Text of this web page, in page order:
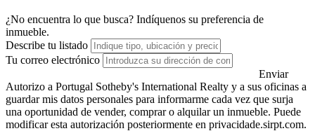
¿No encuentra lo que busca? Indíquenos su preferencia de
inmueble.
Describe tu listado
Tu correo electrónico
Enviar
Autorizo a Portugal Sotheby's International Realty y a sus oficinas a
guardar mis datos personales para informarme cada vez que surja
una oportunidad de vender, comprar o alquilar un inmueble. Puede
modificar esta autorización posteriormente en privacidade.sirpt.com.